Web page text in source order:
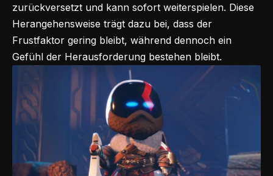
zurückversetzt und kann sofort weiterspielen. Diese
Herangehensweise trägt dazu bei, dass der
Frustfaktor gering bleibt, während dennoch ein
Gefühl der Herausforderung bestehen bleibt.